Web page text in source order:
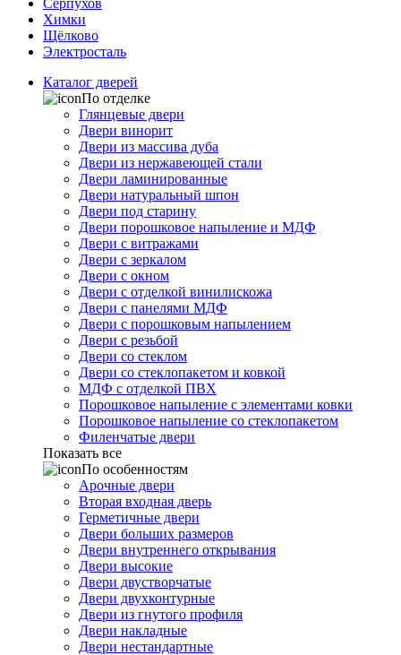
Серпухов
Химки
Щёлково
Электросталь
Каталог дверей
По отделке
Глянцевые двери
Двери винорит
Двери из массива дуба
Двери из нержавеющей стали
Двери ламинированные
Двери натуральный шпон
Двери под старину
Двери порошковое напыление и МДФ
Двери с витражами
Двери с зеркалом
Двери с окном
Двери с отделкой винилискожа
Двери с панелями МДФ
Двери с порошковым напылением
Двери с резьбой
Двери со стеклом
Двери со стеклопакетом и ковкой
МДФ с отделкой ПВХ
Порошковое напыление с элементами ковки
Порошковое напыление со стеклопакетом
Филенчатые двери
Показать все
По особенностям
Арочные двери
Вторая входная дверь
Герметичные двери
Двери больших размеров
Двери внутреннего открывания
Двери высокие
Двери двустворчатые
Двери двухконтурные
Двери из гнутого профиля
Двери накладные
Двери нестандартные